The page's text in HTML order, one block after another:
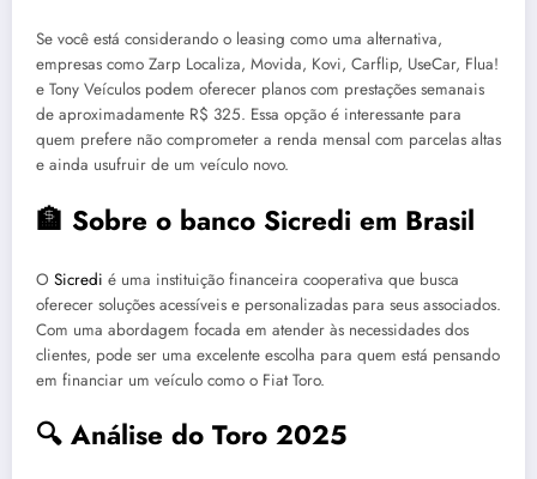
Se você está considerando o leasing como uma alternativa,
empresas como Zarp Localiza, Movida, Kovi, Carflip, UseCar, Flua!
e Tony Veículos podem oferecer planos com prestações semanais
de aproximadamente R$ 325. Essa opção é interessante para
quem prefere não comprometer a renda mensal com parcelas altas
e ainda usufruir de um veículo novo.
🏦 Sobre o banco Sicredi em Brasil
O Sicredi é uma instituição financeira cooperativa que busca
oferecer soluções acessíveis e personalizadas para seus associados.
Com uma abordagem focada em atender às necessidades dos
clientes, pode ser uma excelente escolha para quem está pensando
em financiar um veículo como o Fiat Toro.
🔍 Análise do Toro 2025